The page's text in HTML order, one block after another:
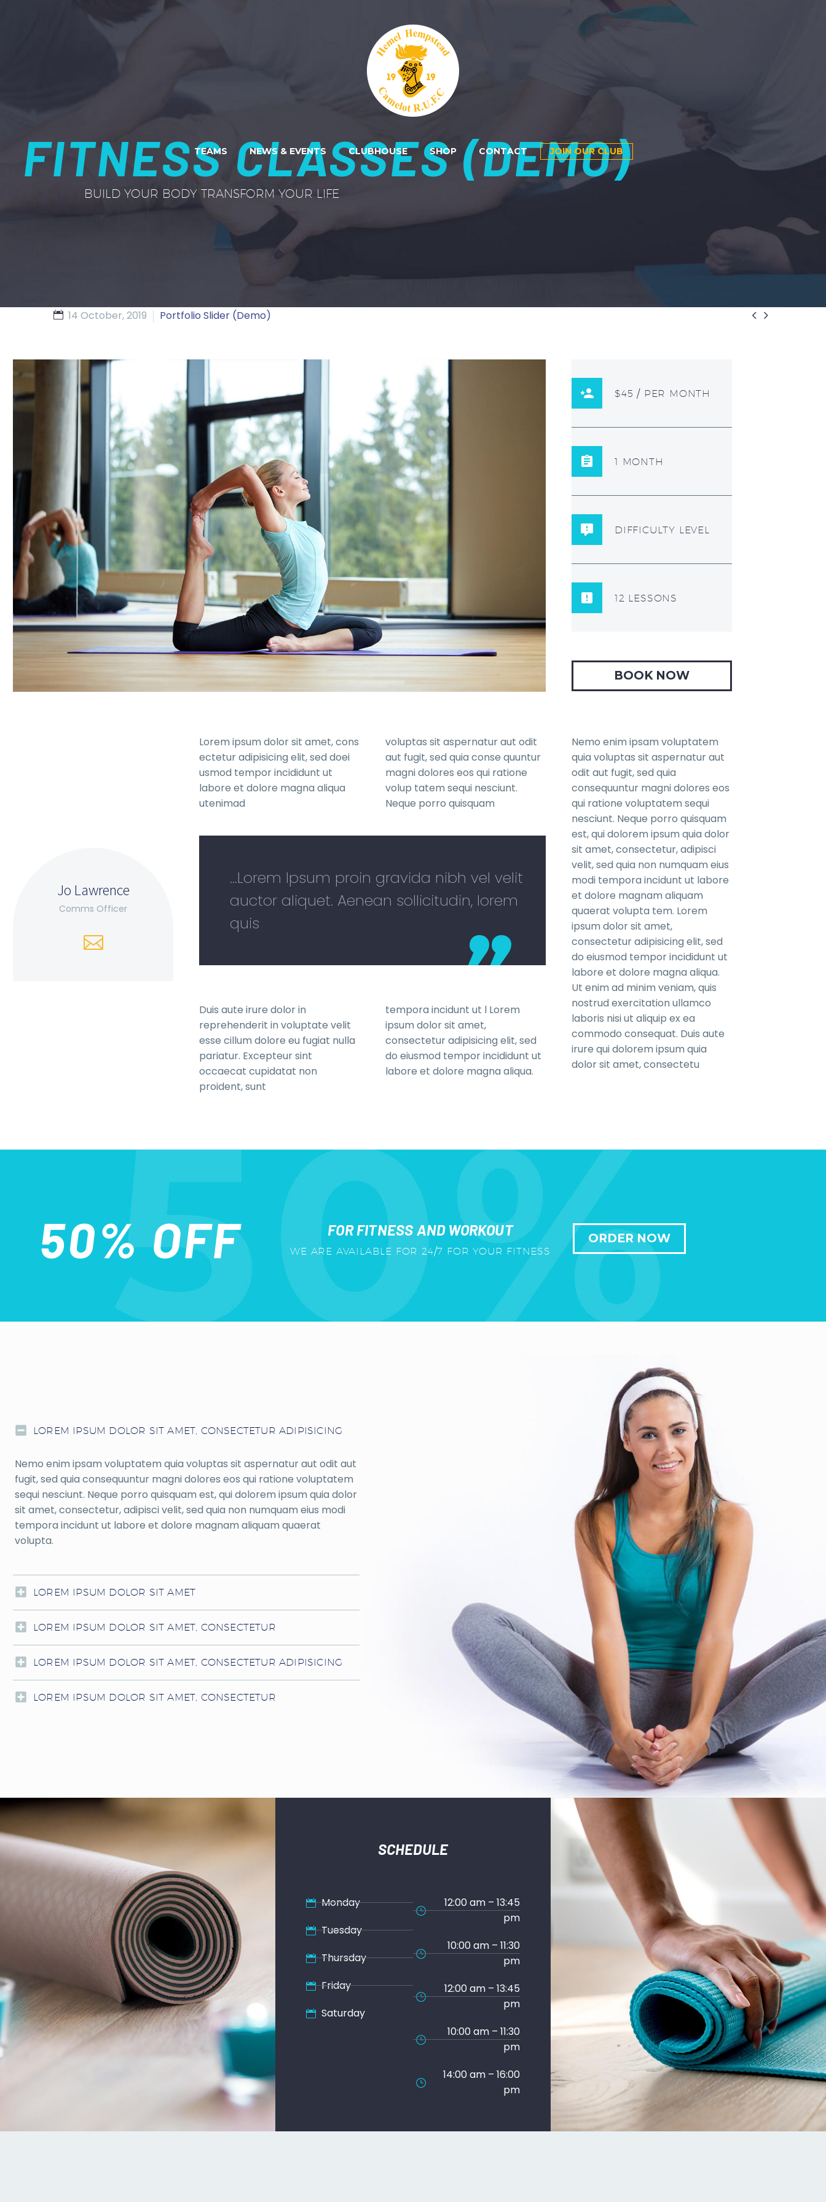
TEAMS NEWS & EVENTS CLUBHOUSE SHOP CONTACT JOIN OUR CLUB
FITNESS CLASSES (DEMO)
BUILD YOUR BODY TRANSFORM YOUR LIFE
 
14 October, 2019 Portfolio Slider (Demo)
$45 / PER MONTH
1 MONTH
DIFFICULTY LEVEL
12 LESSONS
BOOK NOW
Jo Lawrence
Comms Officer
Lorem ipsum dolor sit amet, cons
ectetur adipisicing elit, sed doei
usmod tempor incididunt ut
labore et dolore magna aliqua
utenimad
voluptas sit aspernatur aut odit
aut fugit, sed quia conse quuntur
magni dolores eos qui ratione
volup tatem sequi nesciunt.
Neque porro quisquam
...Lorem Ipsum proin gravida nibh vel velit
auctor aliquet. Aenean sollicitudin, lorem
quis
Duis aute irure dolor in
reprehenderit in voluptate velit
esse cillum dolore eu fugiat nulla
pariatur. Excepteur sint
occaecat cupidatat non
proident, sunt
tempora incidunt ut l Lorem
ipsum dolor sit amet,
consectetur adipisicing elit, sed
do eiusmod tempor incididunt ut
labore et dolore magna aliqua.
Nemo enim ipsam voluptatem
quia voluptas sit aspernatur aut
odit aut fugit, sed quia
consequuntur magni dolores eos
qui ratione voluptatem sequi
nesciunt. Neque porro quisquam
est, qui dolorem ipsum quia dolor
sit amet, consectetur, adipisci
velit, sed quia non numquam eius
modi tempora incidunt ut labore
et dolore magnam aliquam
quaerat volupta tem. Lorem
ipsum dolor sit amet,
consectetur adipisicing elit, sed
do eiusmod tempor incididunt ut
labore et dolore magna aliqua.
Ut enim ad minim veniam, quis
nostrud exercitation ullamco
laboris nisi ut aliquip ex ea
commodo consequat. Duis aute
irure qui dolorem ipsum quia
dolor sit amet, consectetu
50% OFF FOR FITNESS AND WORKOUT
WE ARE AVAILABLE FOR 24/7 FOR YOUR FITNESS
ORDER NOW
LOREM IPSUM DOLOR SIT AMET, CONSECTETUR ADIPISICING
Nemo enim ipsam voluptatem quia voluptas sit aspernatur aut odit aut
fugit, sed quia consequuntur magni dolores eos qui ratione voluptatem
sequi nesciunt. Neque porro quisquam est, qui dolorem ipsum quia dolor
sit amet, consectetur, adipisci velit, sed quia non numquam eius modi
tempora incidunt ut labore et dolore magnam aliquam quaerat
volupta.
LOREM IPSUM DOLOR SIT AMET
LOREM IPSUM DOLOR SIT AMET, CONSECTETUR
LOREM IPSUM DOLOR SIT AMET, CONSECTETUR ADIPISICING
LOREM IPSUM DOLOR SIT AMET, CONSECTETUR
SCHEDULE
Monday
Tuesday
Thursday
Friday
Saturday
12:00 am – 13:45
pm
10:00 am – 11:30
pm
12:00 am – 13:45
pm
10:00 am – 11:30
pm
14:00 am – 16:00
pm